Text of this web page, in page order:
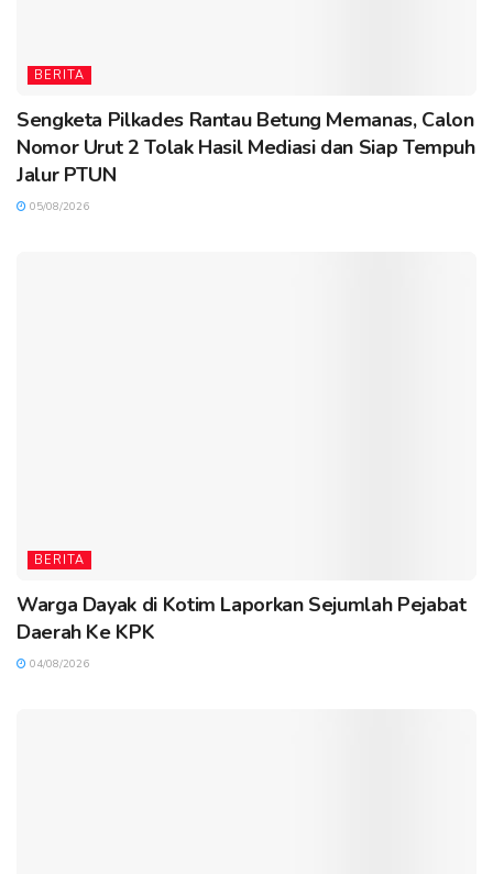
BERITA
Sengketa Pilkades Rantau Betung Memanas, Calon
Nomor Urut 2 Tolak Hasil Mediasi dan Siap Tempuh
Jalur PTUN
05/08/2026
BERITA
Warga Dayak di Kotim Laporkan Sejumlah Pejabat
Daerah Ke KPK
04/08/2026